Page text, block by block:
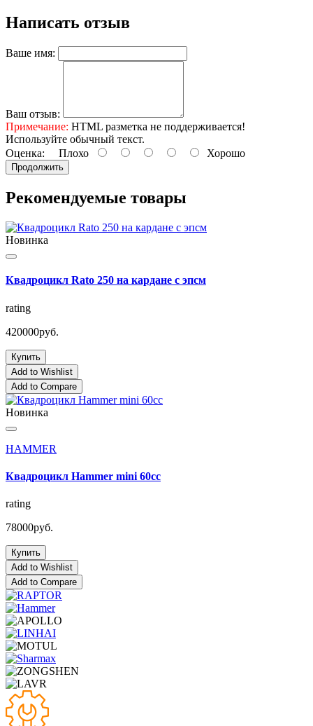
Написать отзыв
Ваше имя:
Ваш отзыв:
Примечание: HTML разметка не поддерживается!
Используйте обычный текст.
Оценка: Плохо Хорошо
Продолжить
Рекомендуемые товары
Новинка
Квадроцикл Rato 250 на кардане с эпсм
rating
420000руб.
Купить
Add to Wishlist
Add to Compare
Новинка
HAMMER
Квадроцикл Hammer mini 60cc
rating
78000руб.
Купить
Add to Wishlist
Add to Compare